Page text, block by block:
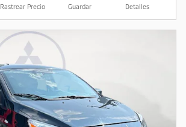
Rastrear Precio Guardar Detalles